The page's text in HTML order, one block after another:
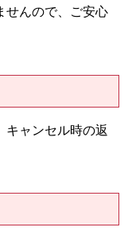
せんので、ご安心
キャンセル時の返